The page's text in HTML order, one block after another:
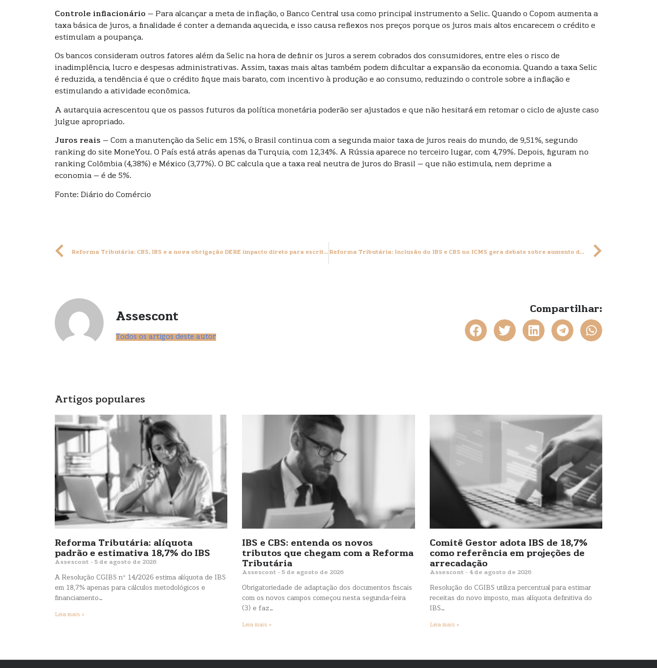
Controle inflacionário – Para alcançar a meta de inflação, o Banco Central usa como principal instrumento a Selic. Quando o Copom aumenta a
taxa básica de juros, a finalidade é conter a demanda aquecida, e isso causa reflexos nos preços porque os juros mais altos encarecem o crédito e
estimulam a poupança.
Os bancos consideram outros fatores além da Selic na hora de definir os juros a serem cobrados dos consumidores, entre eles o risco de
inadimplência, lucro e despesas administrativas. Assim, taxas mais altas também podem dificultar a expansão da economia. Quando a taxa Selic
é reduzida, a tendência é que o crédito fique mais barato, com incentivo à produção e ao consumo, reduzindo o controle sobre a inflação e
estimulando a atividade econômica.
A autarquia acrescentou que os passos futuros da política monetária poderão ser ajustados e que não hesitará em retomar o ciclo de ajuste caso
julgue apropriado.
Juros reais – Com a manutenção da Selic em 15%, o Brasil continua com a segunda maior taxa de juros reais do mundo, de 9,51%, segundo
ranking do site MoneYou. O País está atrás apenas da Turquia, com 12,34%. A Rússia aparece no terceiro lugar, com 4,79%. Depois, figuram no
ranking Colômbia (4,38%) e México (3,77%). O BC calcula que a taxa real neutra de juros do Brasil – que não estimula, nem deprime a
economia – é de 5%.
Fonte: Diário do Comércio
Reforma Tributária: CBS, IBS e a nova obrigação DERE impacto direto para escritórios contábeis Reforma Tributária: Inclusão do IBS e CBS no ICMS gera debate sobre aumento disfarçado de impostos
Assescont
Todos os artigos deste autor
Compartilhar:
Artigos populares
Reforma Tributária: alíquota
padrão e estimativa 18,7% do IBS
Assescont 5 de agosto de 2026
A Resolução CGIBS nº 14/2026 estima alíquota de IBS
em 18,7% apenas para cálculos metodológicos e
financiamento…
Leia mais »
IBS e CBS: entenda os novos
tributos que chegam com a Reforma
Tributária
Assescont 5 de agosto de 2026
Obrigatoriedade de adaptação dos documentos fiscais
com os novos campos começou nesta segunda-feira
(3) e faz…
Leia mais »
Comitê Gestor adota IBS de 18,7%
como referência em projeções de
arrecadação
Assescont 4 de agosto de 2026
Resolução do CGIBS utiliza percentual para estimar
receitas do novo imposto, mas alíquota definitiva do
IBS…
Leia mais »